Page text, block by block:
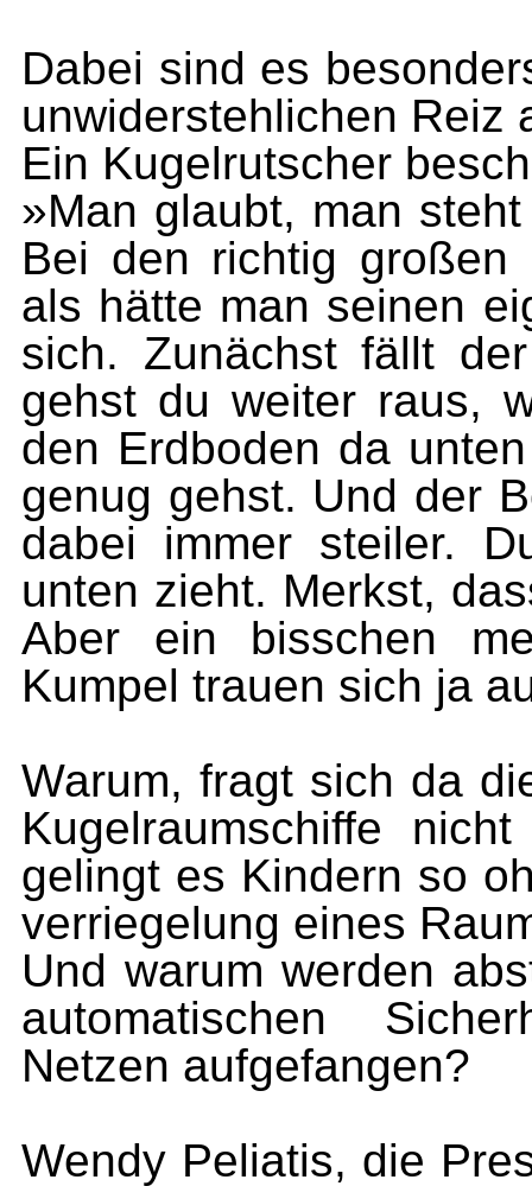
Dabei sind es
unwiderstehlichen Reiz
Ein Kugelrutscher
»Man glaubt, man
Bei den richtig großen
als hätte man seinen
sich. Zunächst fällt
gehst du weiter raus,
den Erdboden da
genug gehst. Und der
dabei immer steiler.
unten zieht. Merkst,
Aber ein bisschen
Kumpel trauen sich ja
Warum, fragt sich da
Kugelraumschiffe
gelingt es Kindern so
verriegelung eines
Und warum werden
automatischen
Netzen aufgefangen?
Wendy Peliatis, die